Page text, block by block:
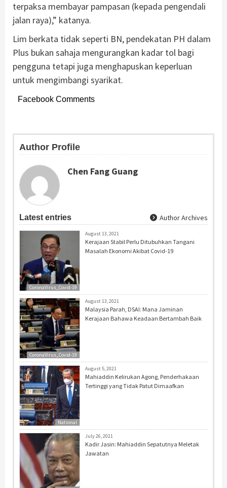
terpaksa membayar pampasan (kepada pengendali
jalan raya),” katanya.
Lim berkata tidak seperti BN, pendekatan PH dalam
Plus bukan sahaja mengurangkan kadar tol bagi
pengguna tetapi juga menghapuskan keperluan
untuk mengimbangi syarikat.
Facebook Comments
Author Profile
Chen Fang Guang
Latest entries Author Archives
CoronaVirus_Covid-19
August 13, 2021
Kerajaan Stabil Perlu Ditubuhkan Tangani
Masalah Ekonomi Akibat Covid-19
CoronaVirus_Covid-19
August 13, 2021
Malaysia Parah, DSAI: Mana Jaminan
Kerajaan Bahawa Keadaan Bertambah Baik
National
August 5, 2021
Mahiaddin Kelirukan Agong, Penderhakaan
Tertinggi yang Tidak Patut Dimaafkan
July 26, 2021
Kadir Jasin: Mahiaddin Sepatutnya Meletak
Jawatan